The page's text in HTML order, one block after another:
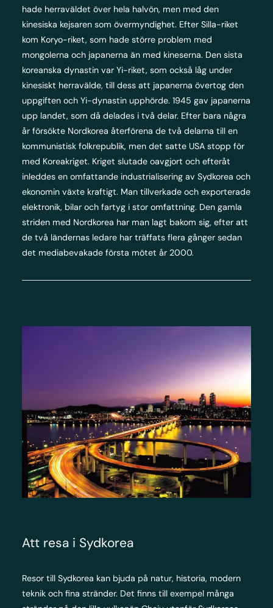
hade herraväldet över hela halvön, men med den
kinesiska kejsaren som övermyndighet. Efter Silla-riket
kom Koryo-riket, som hade större problem med
mongolerna och japanerna än med kineserna. Den sista
koreanska dynastin var Yi-riket, som också låg under
kinesiskt herravälde, till dess att japanerna övertog den
uppgiften och Yi-dynastin upphörde. 1945 gav japanerna
upp landet, som då delades i två delar. Efter bara några
år försökte Nordkorea återförena de två delarna till en
kommunistisk folkrepublik, men det satte USA stopp för
med Koreakriget. Kriget slutade oavgjort och efteråt
inleddes en omfattande industrialisering av Sydkorea och
ekonomin växte kraftigt. Man tillverkade och exporterade
elektronik, bilar och fartyg i stor omfattning. Den gamla
striden med Nordkorea har man lagt bakom sig, efter att
de två ländernas ledare har träffats flera gånger sedan
det mediabevakade första mötet år 2000.
Att resa i Sydkorea
Resor till Sydkorea kan bjuda på natur, historia, modern
teknik och fina stränder. Det finns till exempel många